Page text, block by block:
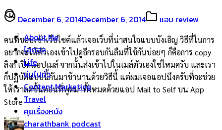
About Me
ไอดอล
Life
บ่นไปทั่ว
Content Marketing
Travel
คุยเรื่องหนัง
charathbank podcast
December 6, 2014December 6, 2014 แอบ review
คนที่ชอบเข้าเว็บไซต์แล้วเจอเว็บที่น่าสนใจแบบบังเอิญ วิธีที่ในการ
อยากจะให้ตัวเองเข้าไปดูอีกรอบกันลืมที่ใช้กันบ่อยๆ ก็คือการ copy
ลิงก์ เปิดแอปเมล์ จากนั้นส่งเข้าไปในเมล์ตัวเองใช่ไหมครับ และเรา
ก็ปฏิบัติแบบนี้กันมาช้านานด้วยวิธีนี้ แต่ผมเจอแอปนึงครับที่จะช่วย
ให้เราลดขั้นตอนที่พูดมาทั้งหมดด้วยแอป Mail to Self บน App
Store